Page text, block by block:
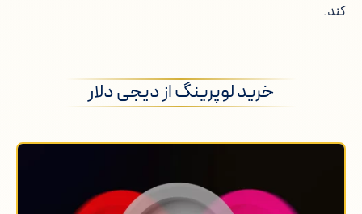
کند.
خرید لوپرینگ از دیجی دلار